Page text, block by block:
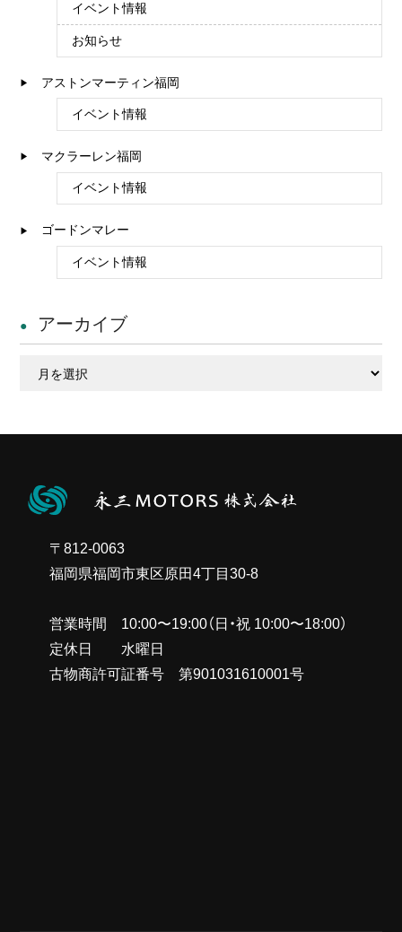
イベント情報
お知らせ
アストンマーティン福岡
イベント情報
マクラーレン福岡
イベント情報
ゴードンマレー
イベント情報
アーカイブ
〒812-0063
福岡県福岡市東区原田4丁目30-8
営業時間 10:00〜19:00（日・祝 10:00〜18:00）
定休日 水曜日
古物商許可証番号 第901031610001号